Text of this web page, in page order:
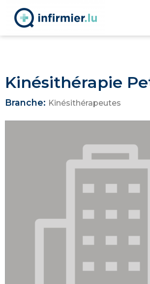
Kinésithérapie
Branche: Kinésithérapeutes